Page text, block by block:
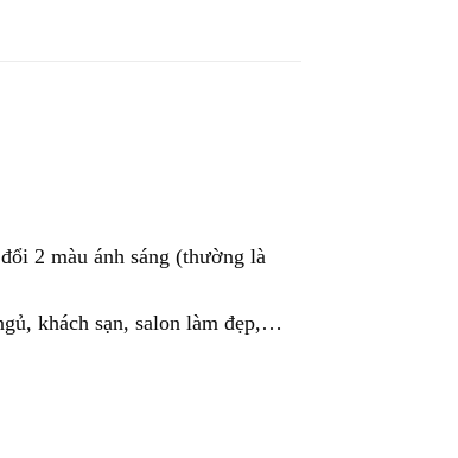
2 màu ánh sáng (thường là
khách sạn, salon làm đẹp,…